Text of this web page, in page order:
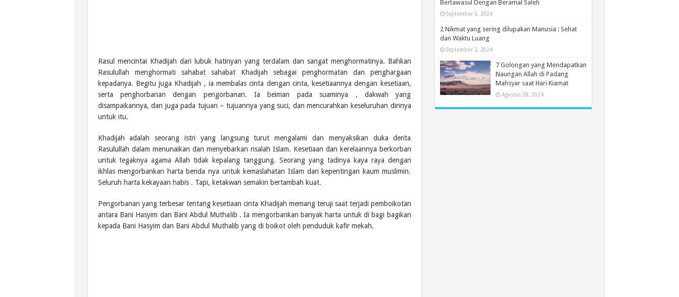
Rasul mencintai Khadijah dari lubuk hatinyan yang terdalam dan sangat menghormatinya. Bahkan
Rasulullah menghormati sahabat sahabat Khadijah sebagai penghormatan dan penghargaan
kepadanya. Begitu juga Khadijah , ia membalas cinta dengan cinta, kesetiaannya dengan kesetiaan,
serta penghorbanan dengan pengorbanan. Ia beiman pada suaminya , dakwah yang
disampaikannya, dan juga pada tujuan – tujuannya yang suci, dan mencurahkan keseluruhan dirinya
untuk itu.
Khadijah adalah seorang istri yang langsung turut mengalami dan menyaksikan duka derita
Rasulullah dalam menunaikan dan menyebarkan risalah Islam. Kesetiaan dan kerelaannya berkorban
untuk tegaknya agama Allah tidak kepalang tanggung. Seorang yang tadinya kaya raya dengan
ikhlas mengorbankan harta benda nya untuk kemaslahatan Islam dan kepentingan kaum muslimin.
Seluruh harta kekayaan habis . Tapi, ketakwan semakin bertambah kuat.
Pengorbanan yang terbesar tentang kesetiaan cinta Khadijah memang teruji saat terjadi pemboikotan
antara Bani Hasyim dan Bani Abdul Muthalib . Ia mengorbankan banyak harta untuk di bagi bagikan
kepada Bani Hasyim dan Bani Abdul Muthalib yang di boikot oleh penduduk kafir mekah.
Bertawasul Dengan Beramal Saleh
September 5, 2024
2 Nikmat yang sering dilupakan Manusia : Sehat
dan Waktu Luang
September 2, 2024
7 Golongan yang Mendapatkan
Naungan Allah di Padang
Mahsyar saat Hari Kiamat
Agustus 28, 2024